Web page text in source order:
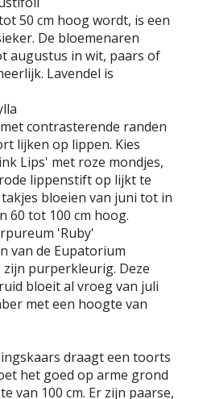
50 cm hoog wordt, is een
De bloemenaren
augustus in wit, paars of
Lavendel is
contrasterende randen
lijken op lippen. Kies
Lips' met roze mondjes,
lippenstift op lijkt te
bloeien van juni tot in
60 tot 100 cm hoog.
'Ruby'
van de Eupatorium
purperkleurig. Deze
bloeit al vroeg van juli
met een hoogte van
draagt een toorts
het goed op arme grond
van 100 cm. Er zijn paarse,